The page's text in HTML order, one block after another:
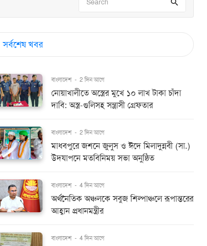
সর্বশেষ খবর
বাংলাদেশ - 2 দিন আগে
নোয়াখালীতে অস্ত্রের মুখে ১০ লাখ টাকা চাঁদা
দাবি: অস্ত্র-গুলিসহ সন্ত্রাসী গ্রেফতার
বাংলাদেশ - 2 দিন আগে
মাধবপুরে জশনে জুলুস ও ঈদে মিলাদুন্নবী (সা.)
উদযাপনে মতবিনিময় সভা অনুষ্ঠিত
বাংলাদেশ - 4 দিন আগে
অর্থনৈতিক অঞ্চলকে সবুজ শিল্পাঞ্চলে রূপান্তরের
আহ্বান প্রধানমন্ত্রীর
বাংলাদেশ - 4 দিন আগে